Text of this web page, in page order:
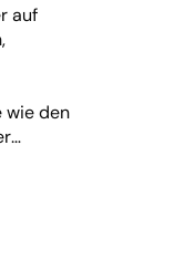
auf
wie den